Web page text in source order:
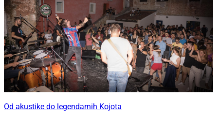
Od akustike do legendarnih Kojota